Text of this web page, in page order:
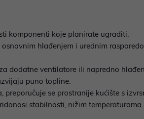
komponenti koje planirate ugraditi.
hlađenjem i urednim
dodatne ventilatore ili napredno
puno topline.
se prostranije kućište s
stabilnosti, nižim